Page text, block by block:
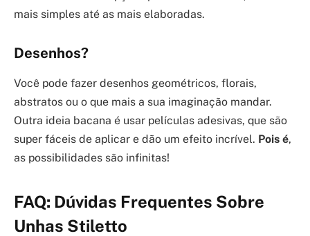
mais simples até as mais elaboradas.
Desenhos?
Você pode fazer desenhos geométricos, florais,
abstratos ou o que mais a sua imaginação mandar.
Outra ideia bacana é usar películas adesivas, que são
super fáceis de aplicar e dão um efeito incrível. Pois é,
as possibilidades são infinitas!
FAQ: Dúvidas Frequentes Sobre
Unhas Stiletto